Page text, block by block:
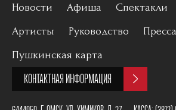
Новости Афиша Спектакли
Вечерний
Артисты Руководство
Пушкинская карта
КОНТАКТНАЯ ИНФОРМАЦИЯ